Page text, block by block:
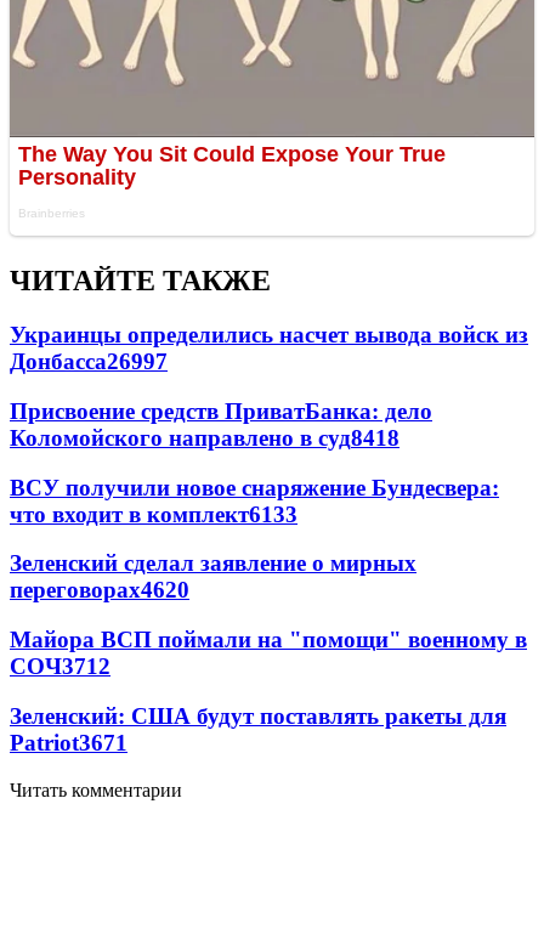
ЧИТАЙТЕ ТАКЖЕ
Украинцы определились насчет вывода войск из
Донбасса26997
Присвоение средств ПриватБанка: дело
Коломойского направлено в суд8418
ВСУ получили новое снаряжение Бундесвера:
что входит в комплект6133
Зеленский сделал заявление о мирных
переговорах4620
Майора ВСП поймали на "помощи" военному в
СОЧ3712
Зеленский: США будут поставлять ракеты для
Patriot3671
Читать комментарии